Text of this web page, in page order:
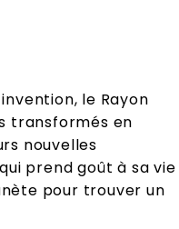
le Rayon
transformés en
nouvelles
prend goût à sa vie
pour trouver un